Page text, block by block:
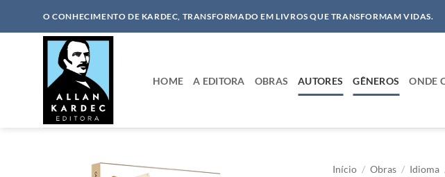
O CONHECIMENTO DE KARDEC, TRANSFORMADO EM LIVROS QUE TRANSFORMAM VIDAS.
HOME A EDITORA OBRAS AUTORES GÊNEROS ONDE
Início / Obras / Idioma